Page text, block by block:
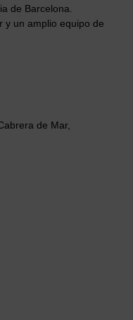
de Barcelona.
y un amplio equipo de
de Mar,